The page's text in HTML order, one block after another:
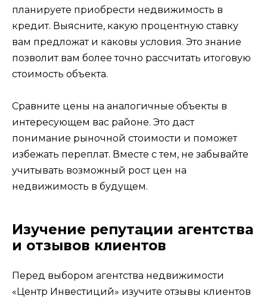
планируете приобрести недвижимость в
кредит. Выясните, какую процентную ставку
вам предложат и каковы условия. Это знание
позволит вам более точно рассчитать итоговую
стоимость объекта.
Сравните цены на аналогичные объекты в
интересующем вас районе. Это даст
понимание рыночной стоимости и поможет
избежать переплат. Вместе с тем, не забывайте
учитывать возможный рост цен на
недвижимость в будущем.
Изучение репутации агентства
и отзывов клиентов
Перед выбором агентства недвижимости
«Центр Инвестиций» изучите отзывы клиентов